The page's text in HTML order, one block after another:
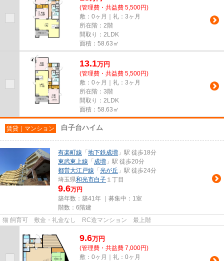
(管理費・共益費 5,500円)
敷：0ヶ月｜礼：3ヶ月
所在階：2階
間取り：2LDK
面積：58.63㎡
13.1万円
(管理費・共益費 5,500円)
敷：0ヶ月｜礼：3ヶ月
所在階：3階
間取り：2LDK
面積：58.63㎡
賃貸｜マンション 白子台ハイム
有楽町線 「 地下鉄成増 」駅 徒歩18分
東武東上線 「 成増 」駅 徒歩20分
都営大江戸線 「 光が丘 」駅 徒歩24分
埼玉県和光市白子 １丁目
9.6万円
築年数：築41年 ｜募集中： 1室
階数：6階建
猫 飼育可 敷金・礼金なし RC造マンション 最上階
9.6万円
(管理費・共益費 7,000円)
敷：0ヶ月｜礼：0ヶ月